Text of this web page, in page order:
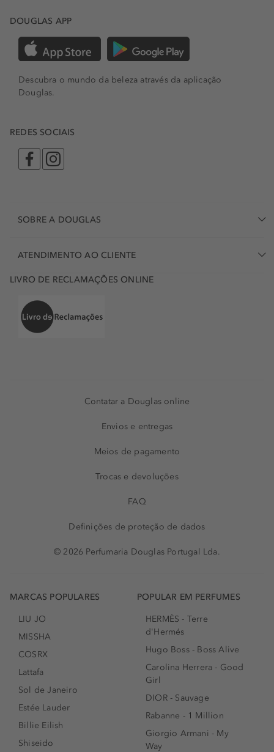
DOUGLAS APP
Descubra o mundo da beleza através da aplicação
Douglas.
REDES SOCIAIS
SOBRE A DOUGLAS
ATENDIMENTO AO CLIENTE
LIVRO DE RECLAMAÇÕES ONLINE
Contatar a Douglas online
Envios e entregas
Meios de pagamento
Trocas e devoluções
FAQ
Definições de proteção de dados
© 2026 Perfumaria Douglas Portugal Lda.
MARCAS POPULARES
LIU JO
MISSHA
COSRX
Lattafa
Sol de Janeiro
Estée Lauder
Billie Eilish
Shiseido
POPULAR EM PERFUMES
HERMÈS - Terre
d'Hermés
Hugo Boss - Boss Alive
Carolina Herrera - Good
Girl
DIOR - Sauvage
Rabanne - 1 Million
Giorgio Armani - My
Way